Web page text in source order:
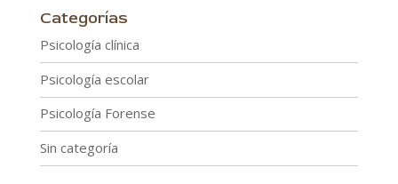
Categorías
Psicología clínica
Psicología escolar
Psicología Forense
Sin categoría